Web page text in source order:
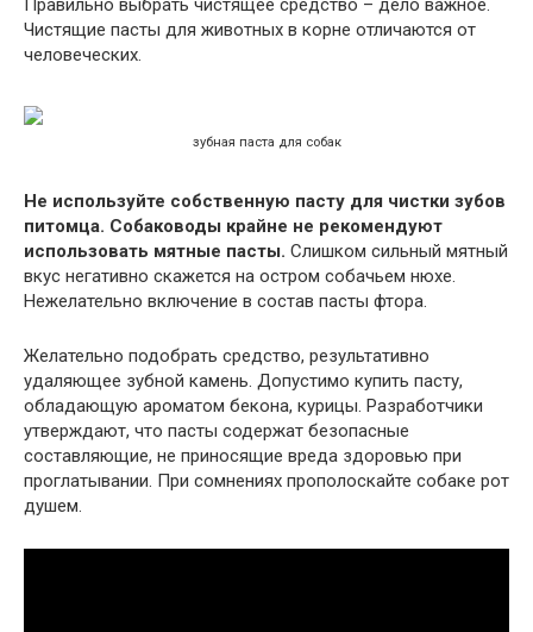
Правильно выбрать чистящее средство – дело важное.
Чистящие пасты для животных в корне отличаются от
человеческих.
зубная паста для собак
Не используйте собственную пасту для чистки зубов
питомца. Собаководы крайне не рекомендуют
использовать мятные пасты. Слишком сильный мятный
вкус негативно скажется на остром собачьем нюхе.
Нежелательно включение в состав пасты фтора.
Желательно подобрать средство, результативно
удаляющее зубной камень. Допустимо купить пасту,
обладающую ароматом бекона, курицы. Разработчики
утверждают, что пасты содержат безопасные
составляющие, не приносящие вреда здоровью при
проглатывании. При сомнениях прополоскайте собаке рот
душем.